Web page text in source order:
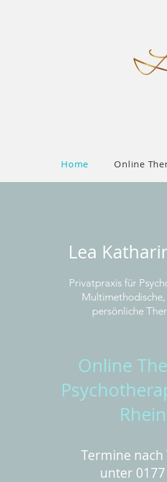
Home Online
Lea
Privatpraxis für
persönliche
Online
Termine
unter